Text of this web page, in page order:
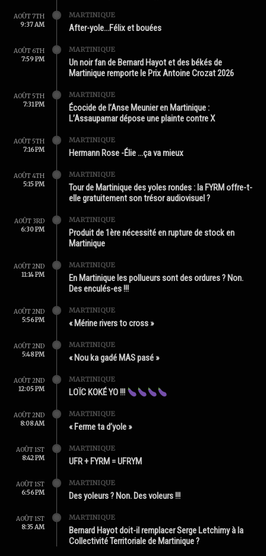
AOÛT 7TH
9:37 AM
MARTINIQUE
After-yole…Félix et bouées
AOÛT 6TH
7:59 PM
MARTINIQUE
Un noir fan de Bernard Hayot et des békés de
Martinique remporte le Prix Antoine Crozat 2026
AOÛT 5TH
7:31 PM
MARTINIQUE
Écocide de l’Anse Meunier en Martinique :
L’Assaupamar dépose une plainte contre X
AOÛT 5TH
7:16 PM
MARTINIQUE
Hermann Rose -Élie …ça va mieux
AOÛT 4TH
5:15 PM
MARTINIQUE
Tour de Martinique des yoles rondes : la FYRM offre-t-
elle gratuitement son trésor audiovisuel ?
AOÛT 3RD
6:30 PM
MARTINIQUE
Produit de 1ère nécessité en rupture de stock en
Martinique
AOÛT 2ND
11:14 PM
MARTINIQUE
En Martinique les pollueurs sont des ordures ? Non.
Des enculés-es !!!
AOÛT 2ND
5:56 PM
MARTINIQUE
« Mérine rivers to cross »
AOÛT 2ND
5:48 PM
MARTINIQUE
« Nou ka gadé MAS pasé »
AOÛT 2ND
12:05 PM
MARTINIQUE
LOÏC KOKÉ YO !!!
AOÛT 2ND
8:08 AM
MARTINIQUE
« Ferme ta d’yole »
AOÛT 1ST
8:42 PM
MARTINIQUE
UFR + FYRM = UFRYM
AOÛT 1ST
6:56 PM
MARTINIQUE
Des yoleurs ? Non. Des voleurs !!!
AOÛT 1ST
8:35 AM
MARTINIQUE
Bernard Hayot doit-il remplacer Serge Letchimy à la
Collectivité Territoriale de Martinique ?